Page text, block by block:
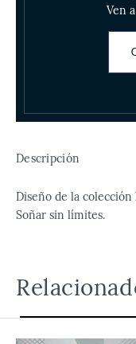
Ven
Descripción
Diseño de la colección
Soñar sin límites.